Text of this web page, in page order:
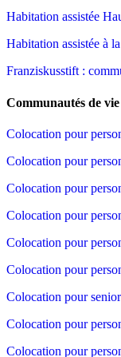
Habitation assistée
Habitation assistée à
Franziskusstift :
Communautés de
Colocation pour
Colocation pour
Colocation pour
Colocation pour
Colocation pour
Colocation pour
Colocation pour
Colocation pour
Colocation pour